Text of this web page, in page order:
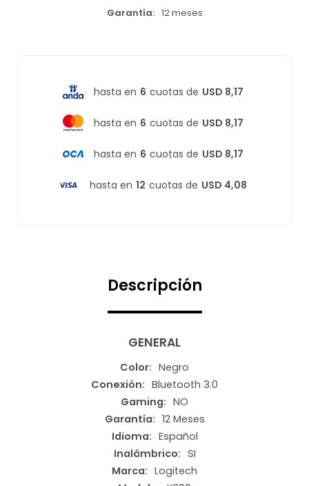
Garantía
12 meses
hasta en 6 cuotas de USD 8,17
hasta en 6 cuotas de USD 8,17
hasta en 6 cuotas de USD 8,17
hasta en 12 cuotas de USD 4,08
Descripción
GENERAL
Color
Negro
Conexión
Bluetooth 3.0
Gaming
NO
Garantía
12 Meses
Idioma
Español
Inalámbrico
SI
Marca
Logitech